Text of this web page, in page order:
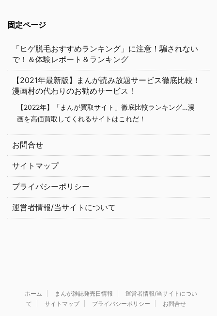
固定ページ
「ヒゲ脱毛おすすめランキング」に注意！騙されない
で！＆体験レポート＆ランキング
【2021年最新版】まんが読み放題サービス徹底比較！
漫画村の代わりのお勧めサービス！
【2022年】「まんが買取サイト」徹底比較ランキング…漫
画を高価買取してくれるサイトはこれだ！
お問合せ
サイトマップ
プライバシーポリシー
運営者情報/当サイトについて
ホーム まんが雑誌発売日情報
運営者情報/当サイトについ
て
サイトマップ プライバシーポリシー お問合せ